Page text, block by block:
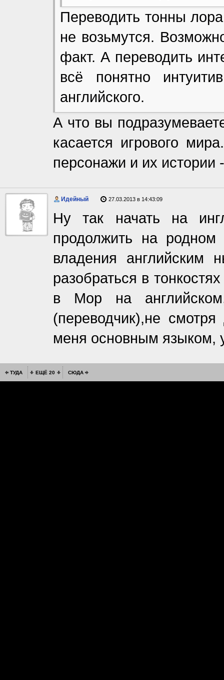
Переводить тонны
не возьмутся.
факт. А переводить
всё понятно
английского.
А что вы
касается игрового
персонажи и их истории
Идейный 27.03.2013 в 14:43:09
Ну так начать на
продолжить на
владения английским
разобраться в
в Мор на
(переводчик),не
меня основным языком,
ТУДА ЕЩЁ 20 СЮДА